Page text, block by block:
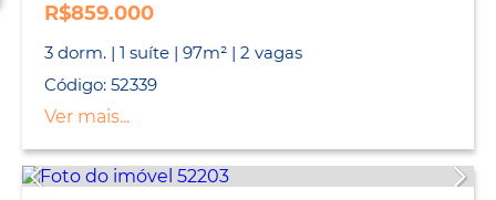
R$859.000
3 dorm. | 1 suíte | 97m² | 2 vagas
Código: 52339
Ver mais...